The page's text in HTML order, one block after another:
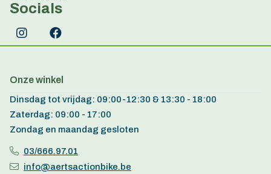
Socials
Onze winkel
Dinsdag tot vrijdag: 09:00-12:30 & 13:30 - 18:00
Zaterdag: 09:00 - 17:00
Zondag en maandag gesloten
03/666.97.01
info@aertsactionbike.be